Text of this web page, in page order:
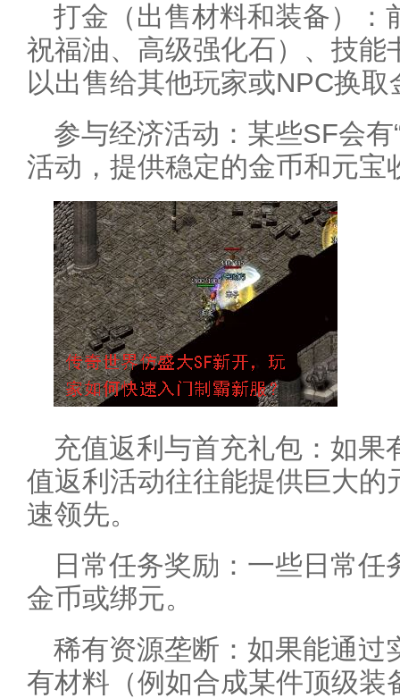
打金（出售材料和装备）：
祝福油、高级强化石）、技能
以出售给其他玩家或NPC换取
参与经济活动：某些SF会有
活动，提供稳定的金币和元宝
充值返利与首充礼包：如果
值返利活动往往能提供巨大的
速领先。
日常任务奖励：一些日常
金币或绑元。
稀有资源垄断：如果能通过
有材料（例如合成某件顶级装